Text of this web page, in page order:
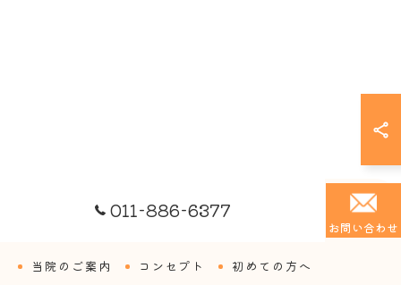
011-886-6377
お問い合わせ
当院のご案内 コンセプト 初めての方へ